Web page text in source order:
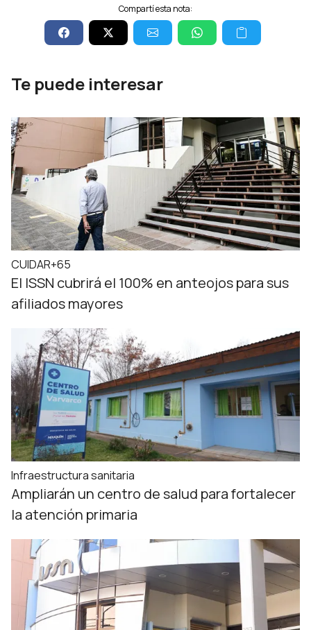
Compartí esta nota:
Te puede interesar
CUIDAR+65
El ISSN cubrirá el 100% en anteojos para sus
afiliados mayores
Infraestructura sanitaria
Ampliarán un centro de salud para fortalecer
la atención primaria